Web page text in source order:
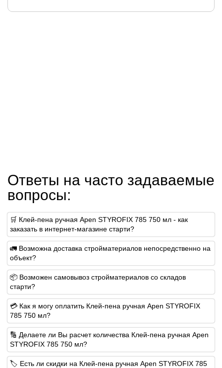
Ответы на часто задаваемые
вопросы:
🛒 Клей-пена ручная Apen STYROFIX 785 750 мл - как
заказать в интернет-магазине старти?
🚛 Возможна доставка стройматериалов непосредственно на
объект?
📦 Возможен самовывоз стройматериалов со складов
старти?
💳 Как я могу оплатить Клей-пена ручная Apen STYROFIX
785 750 мл?
🔢 Делаете ли Вы расчет количества Клей-пена ручная Apen
STYROFIX 785 750 мл?
🏷️ Есть ли скидки на Клей-пена ручная Apen STYROFIX 785